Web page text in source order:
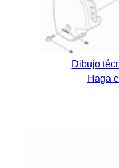
Dibujo
Haga